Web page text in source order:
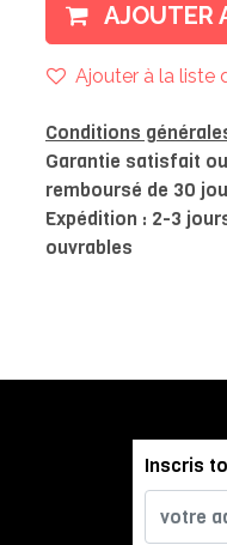
AJOUTER
Ajouter à la liste
Conditions
Garantie satisfait ou
remboursé de 30
Expédition : 2-3
ouvrables
Inscris